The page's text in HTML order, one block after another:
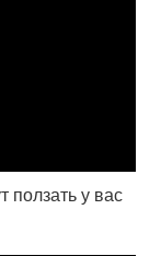
ползать у вас